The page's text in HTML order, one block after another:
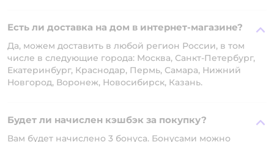
Есть ли доставка на дом в интернет-магазине?
Да, можем доставить в любой регион России, в том
числе в следующие города: Москва, Санкт-Петербург,
Екатеринбург, Краснодар, Пермь, Самара, Нижний
Новгород, Воронеж, Новосибирск, Казань.
Будет ли начислен кэшбэк за покупку?
Вам будет начислено 3 бонуса. Бонусами можно